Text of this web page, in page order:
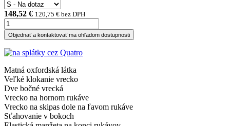
148,52 € 120,75 € bez DPH
Objednať a kontaktovať ma ohľadom dostupnosti
Matná oxfordská látka
Veľké klokanie vrecko
Dve bočné vrecká
Vrecko na hornom rukáve
Vrecko na skipas dole na ľavom rukáve
Sťahovanie v bokoch